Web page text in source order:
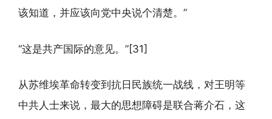
该知道，并应该向党中央说个清楚。”
“这是共产国际的意见。”[31]
从苏维埃革命转变到抗日民族统一战线，对王明等
中共人士来说，最大的思想障碍是联合蒋介石，这